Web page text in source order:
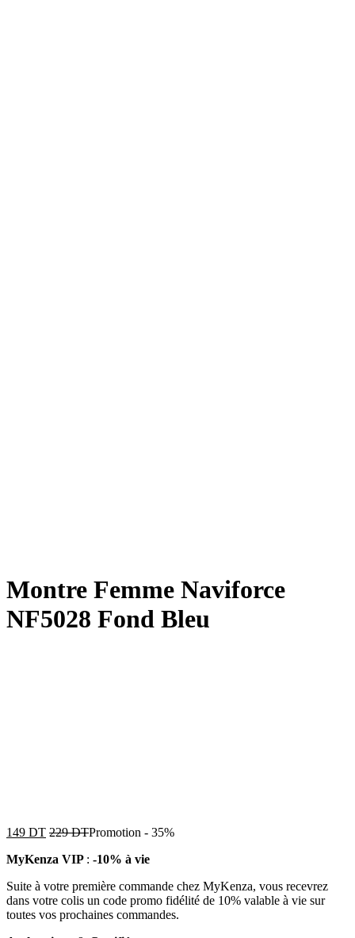
Montre Femme Naviforce
NF5028 Fond Bleu
149 DT 229DTPromotion - 35%
MyKenza VIP : -10% à vie
Suite à votre première commande chez MyKenza, vous recevrez
dans votre colis un code promo fidélité de 10% valable à vie sur
toutes vos prochaines commandes.